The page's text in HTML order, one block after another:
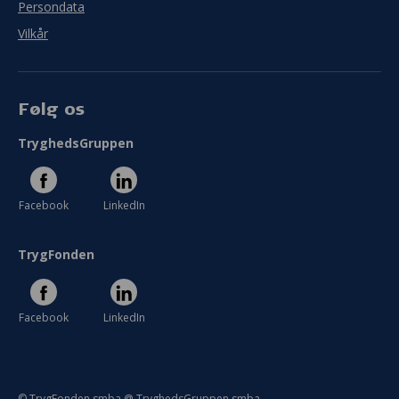
Persondata
Vilkår
Følg os
TryghedsGruppen
Facebook LinkedIn
TrygFonden
Facebook LinkedIn